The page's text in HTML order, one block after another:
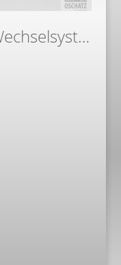
CZ 75 Sport Wechselsysteme (1)